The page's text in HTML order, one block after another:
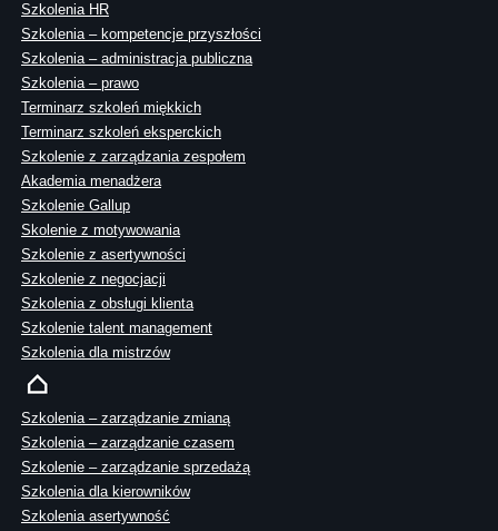
Szkolenia HR
Szkolenia – kompetencje przyszłości
Szkolenia – administracja publiczna
Szkolenia – prawo
Terminarz szkoleń miękkich
Terminarz szkoleń eksperckich
Szkolenie z zarządzania zespołem
Akademia menadżera
Szkolenie Gallup
Skolenie z motywowania
Szkolenie z asertywności
Szkolenie z negocjacji
Szkolenia z obsługi klienta
Szkolenie talent management
Szkolenia dla mistrzów
Szkolenia – zarządzanie zmianą
Szkolenia – zarządzanie czasem
Szkolenie – zarządzanie sprzedażą
Szkolenia dla kierowników
Szkolenia asertywność